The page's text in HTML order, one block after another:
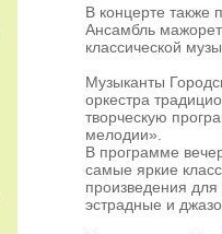
В концерте также
Ансамбль
классической
Музыканты
оркестра
творческую
мелодии».
В программе
самые яркие
произведения для
эстрадные и